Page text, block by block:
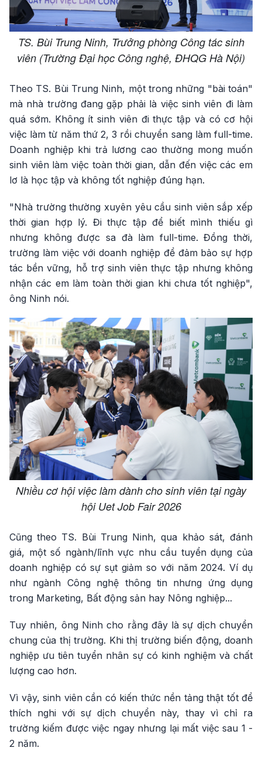
TS. Bùi Trung Ninh, Trưởng phòng Công tác sinh
viên (Trường Đại học Công nghệ, ĐHQG Hà Nội)
Theo TS. Bùi Trung Ninh, một trong những "bài toán"
mà nhà trường đang gặp phải là việc sinh viên đi làm
quá sớm. Không ít sinh viên đi thực tập và có cơ hội
việc làm từ năm thứ 2, 3 rồi chuyển sang làm full-time.
Doanh nghiệp khi trả lương cao thường mong muốn
sinh viên làm việc toàn thời gian, dẫn đến việc các em
lơ là học tập và không tốt nghiệp đúng hạn.
"Nhà trường thường xuyên yêu cầu sinh viên sắp xếp
thời gian hợp lý. Đi thực tập để biết mình thiếu gì
nhưng không được sa đà làm full-time. Đồng thời,
trường làm việc với doanh nghiệp để đảm bảo sự hợp
tác bền vững, hỗ trợ sinh viên thực tập nhưng không
nhận các em làm toàn thời gian khi chưa tốt nghiệp",
ông Ninh nói.
Nhiều cơ hội việc làm dành cho sinh viên tại ngày
hội Uet Job Fair 2026
Cũng theo TS. Bùi Trung Ninh, qua khảo sát, đánh
giá, một số ngành/lĩnh vực nhu cầu tuyển dụng của
doanh nghiệp có sự sụt giảm so với năm 2024. Ví dụ
như ngành Công nghệ thông tin nhưng ứng dụng
trong Marketing, Bất động sản hay Nông nghiệp...
Tuy nhiên, ông Ninh cho rằng đây là sự dịch chuyển
chung của thị trường. Khi thị trường biến động, doanh
nghiệp ưu tiên tuyển nhân sự có kinh nghiệm và chất
lượng cao hơn.
Vì vậy, sinh viên cần có kiến thức nền tảng thật tốt để
thích nghi với sự dịch chuyển này, thay vì chỉ ra
trường kiếm được việc ngay nhưng lại mất việc sau 1 -
2 năm.